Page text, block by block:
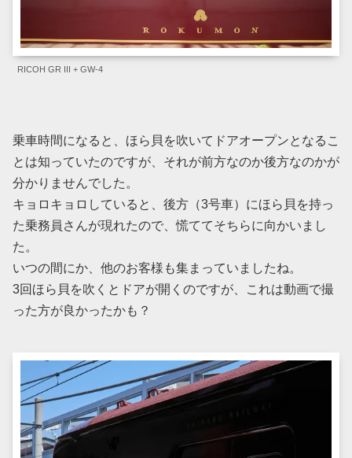
RICOH GR III + GW-4
乗車時間になると、ほら貝を吹いてドアオープンとなるこ
とは知っていたのですが、それが前方なのか後方なのかが
分かりませんでした。
キョロキョロしていると、後方（3号車）にほら貝を持っ
た乗務員さんが現れたので、慌ててそちらに向かいまし
た。
いつの間にか、他のお客様も集まっていましたね。
3回ほら貝を吹くとドアが開くのですが、これは動画で撮
った方が良かったかも？